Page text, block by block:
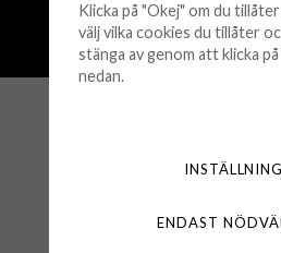
250 000+ nöjda
Öppet köp
Köpvillkor
Retur &
Klicka på "Okej" om du
välj vilka cookies du tillåter
stänga av genom att klicka
nedan.
ENDAST